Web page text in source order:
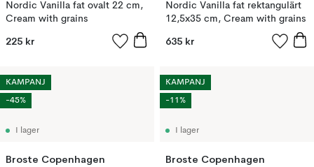
Nordic Vanilla fat ovalt 22 cm,
Cream with grains
225 kr
Nordic Vanilla fat rektangulärt
12,5x35 cm, Cream with grains
635 kr
I lager
Broste Copenhagen
KAMPANJ
-45%
I lager
Broste Copenhagen
KAMPANJ
-11%